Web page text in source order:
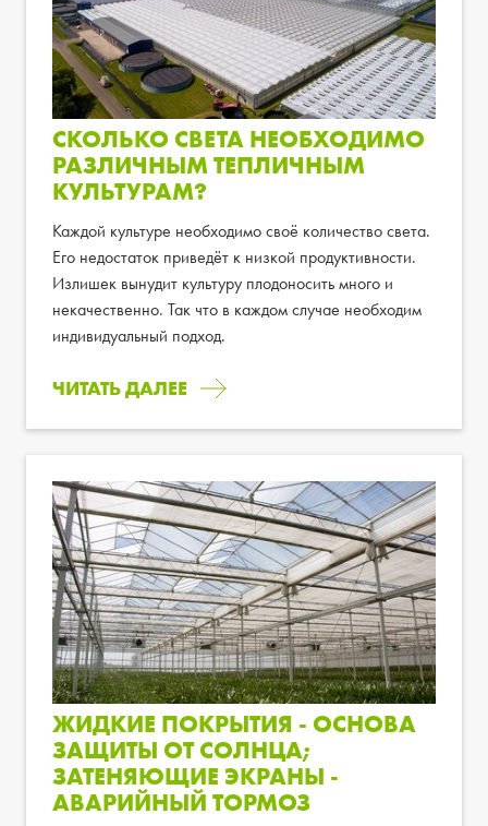
СКОЛЬКО СВЕТА НЕОБХОДИМО
РАЗЛИЧНЫМ ТЕПЛИЧНЫМ
КУЛЬТУРАМ?
Каждой культуре необходимо своё количество света.
Его недостаток приведёт к низкой продуктивности.
Излишек вынудит культуру плодоносить много и
некачественно. Так что в каждом случае необходим
индивидуальный подход.
ЧИТАТЬ ДАЛЕЕ
ЖИДКИЕ ПОКРЫТИЯ - ОСНОВА
ЗАЩИТЫ ОТ СОЛНЦА;
ЗАТЕНЯЮЩИЕ ЭКРАНЫ -
АВАРИЙНЫЙ ТОРМОЗ